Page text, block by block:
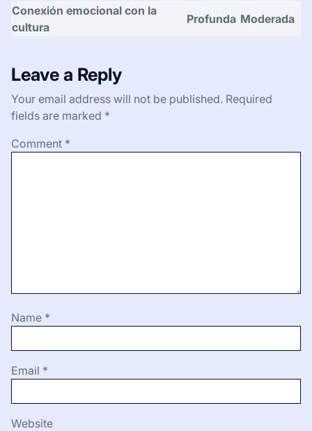
Conexión emocional con la
cultura
Profunda Moderada
Leave a Reply
Your email address will not be published. Required
fields are marked *
Comment *
Name *
Email *
Website